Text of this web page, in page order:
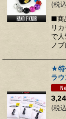
(税込
■商
リ
で
ノ
★特
ラ
(税込